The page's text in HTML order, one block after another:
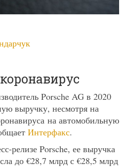
Porsche AG в 2020
выручку, несмотря на
на автомобильную
Интерфакс.
релизе Porsche, ее выручка
до €28,7 млрд с €28,5 млрд